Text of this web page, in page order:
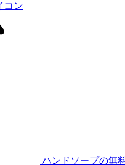
コン
ハンドソープの無